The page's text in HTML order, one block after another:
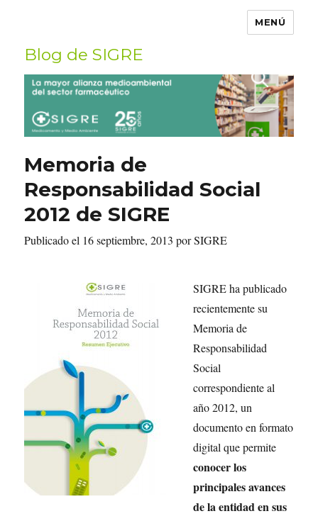
MENÚ
Blog de SIGRE
Buscar
por:
Memoria de
Responsabilidad Social
2012 de SIGRE
Publicado el 16 septiembre, 2013 por SIGRE
SIGRE ha publicado
recientemente su
Memoria de
Responsabilidad
Social
correspondiente al
año 2012, un
documento en formato
digital que permite
conocer los
principales avances
de la entidad en sus